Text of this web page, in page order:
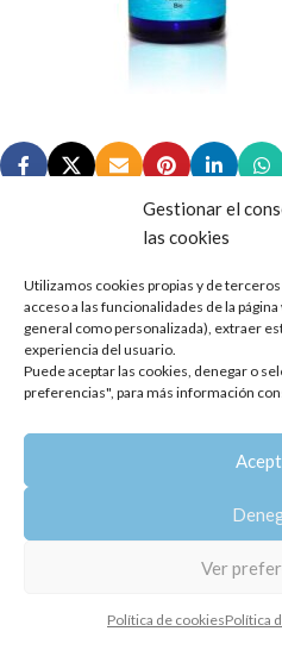
Gestionar el
las cookies
Utilizamos cookies propias y de
acceso a las funcionalidades de la
general como personalizada), extraer
experiencia del usuario.
Puede aceptar las cookies, denegar o
preferencias", para más información
Ver
Política de cookiesPolítica
Copyright 2014-2025
Todos los
Política de privacidad | Aviso